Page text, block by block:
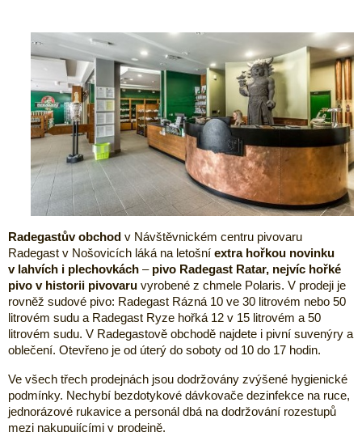
Radegastův obchod v Návštěvnickém centru pivovaru
Radegast v Nošovicích láká na letošní extra hořkou novinku
v lahvích i plechovkách – pivo Radegast Ratar, nejvíc hořké
pivo v historii pivovaru vyrobené z chmele Polaris. V prodeji je
rovněž sudové pivo: Radegast Rázná 10 ve 30 litrovém nebo 50
litrovém sudu a Radegast Ryze hořká 12 v 15 litrovém a 50
litrovém sudu. V Radegastově obchodě najdete i pivní suvenýry a
oblečení. Otevřeno je od úterý do soboty od 10 do 17 hodin.
Ve všech třech prodejnách jsou dodržovány zvýšené hygienické
podmínky. Nechybí bezdotykové dávkovače dezinfekce na ruce,
jednorázové rukavice a personál dbá na dodržování rozestupů
mezi nakupujícími v prodejně.